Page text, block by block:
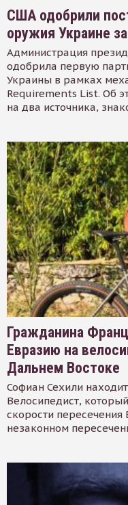
США одобрили
оружия Украине
Администрация
одобрила первую
Украины в рамках
Requirements List. Об
на два источника,
Гражданина
Евразию на
Дальнем Востоке
Софиан Сехили
Велосипедист,
скорости пересечения
незаконном